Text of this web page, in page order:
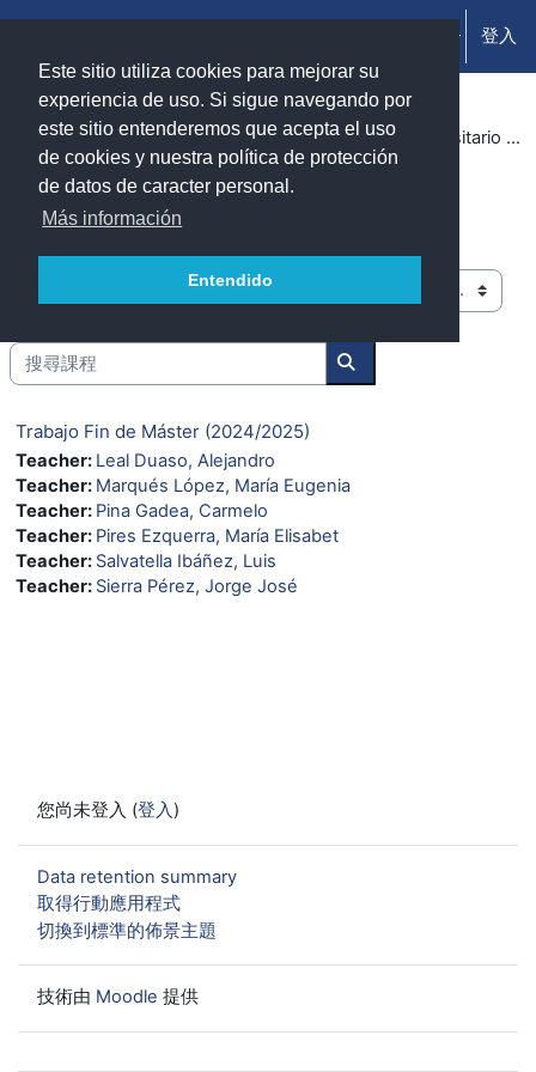
Este sitio utiliza cookies para mejorar su
experiencia de uso. Si sigue navegando por
este sitio entenderemos que acepta el uso
de cookies y nuestra política de protección
de datos de caracter personal.
Más información
Entendido
側板
登入
課程 Cursos 2024-2025 Facultad de Ciencias (Zaragoza) Máster Universitario en Economía Circular
Máster Universitario en Economía
Circular
課程類別
搜尋課程
搜尋課程
Trabajo Fin de Máster (2024/2025)
Teacher: Leal Duaso, Alejandro
Teacher: Marqués López, María Eugenia
Teacher: Pina Gadea, Carmelo
Teacher: Pires Ezquerra, María Elisabet
Teacher: Salvatella Ibáñez, Luis
Teacher: Sierra Pérez, Jorge José
您尚未登入 (登入)
Data retention summary
取得行動應用程式
切換到標準的佈景主題
技術由 Moodle 提供